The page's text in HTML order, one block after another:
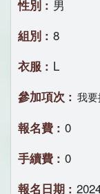
男
8
L
我
0
0